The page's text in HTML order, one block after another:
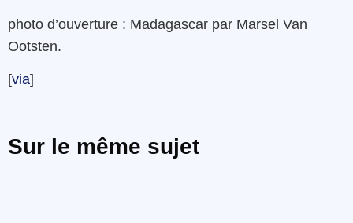
photo d’ouverture : Madagascar par Marsel Van
Ootsten.
[via]
Sur le même sujet